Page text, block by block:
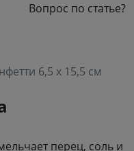
Вопрос по статье?
6,5 х 15,5 см
перец, соль и